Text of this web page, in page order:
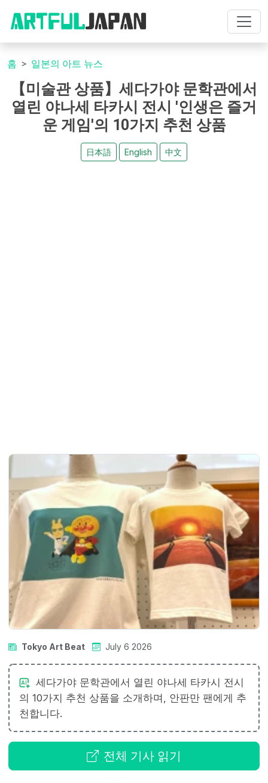
홈 일본의 아트 뉴스
【미술관 상품】세다가야 문학관에서
열린 야나세 타카시 전시 '인생은 즐거
운 게임'의 10가지 추천 상품
日本語 English 中文
Tokyo Art Beat July 6 2026
세다가야 문학관에서 열린 야나세 타카시 전시
의 10가지 추천 상품을 소개하며, 안판만 팬에게 추
천합니다.
전체 기사 읽기